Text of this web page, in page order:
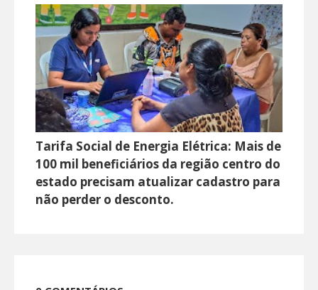
Tarifa Social de Energia Elétrica: Mais de
100 mil beneficiários da região centro do
estado precisam atualizar cadastro para
não perder o desconto.